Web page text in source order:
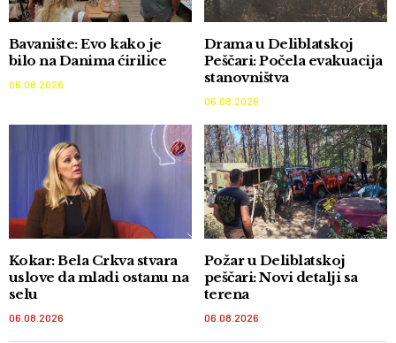
Bavanište: Evo kako je
bilo na Danima ćirilice
06.08.2026
Drama u Deliblatskoj
Peščari: Počela evakuacija
stanovništva
06.08.2026
Kokar: Bela Crkva stvara
uslove da mladi ostanu na
selu
06.08.2026
Požar u Deliblatskoj
peščari: Novi detalji sa
terena
06.08.2026